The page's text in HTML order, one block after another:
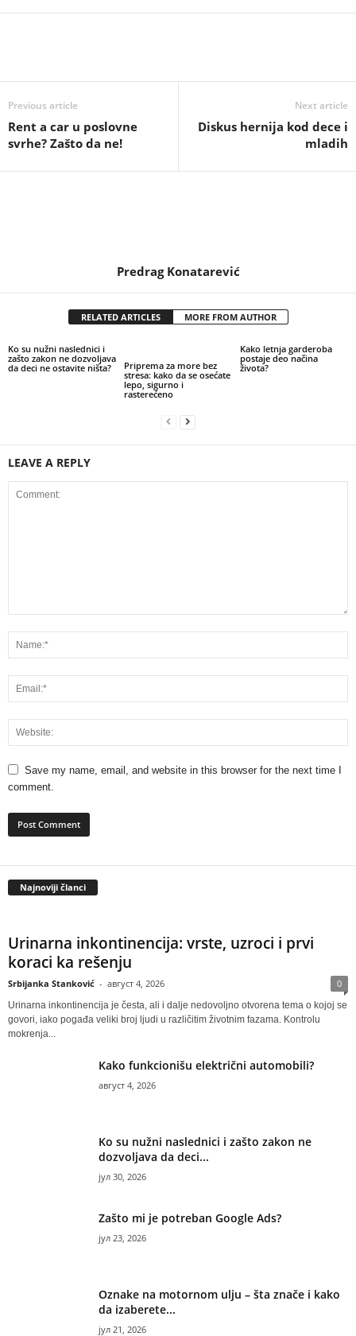
Previous article
Rent a car u poslovne
svrhe? Zašto da ne!
Next article
Diskus hernija kod dece i
mladih
Predrag Konatarević
RELATED ARTICLES MORE FROM AUTHOR
Ko su nužni naslednici i
zašto zakon ne dozvoljava
da deci ne ostavite ništa?
Priprema za more bez
stresa: kako da se osećate
lepo, sigurno i
rasterećeno
Kako letnja garderoba
postaje deo načina
života?
LEAVE A REPLY
Save my name, email, and website in this browser for the next time I
comment.
Najnoviji članci
Urinarna inkontinencija: vrste, uzroci i prvi
koraci ka rešenju
Srbijanka Stanković - август 4, 2026 0
Urinarna inkontinencija je česta, ali i dalje nedovoljno otvorena tema o kojoj se
govori, iako pogađa veliki broj ljudi u različitim životnim fazama. Kontrolu
mokrenja...
Kako funkcionišu električni automobili?
август 4, 2026
Ko su nužni naslednici i zašto zakon ne
dozvoljava da deci...
јул 30, 2026
Zašto mi je potreban Google Ads?
јул 23, 2026
Oznake na motornom ulju – šta znače i kako
da izaberete...
јул 21, 2026